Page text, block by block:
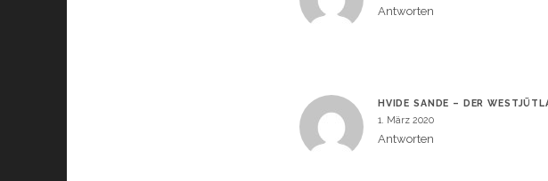
Antworten
HVIDE SANDE – DER
1. März 2020
Antworten